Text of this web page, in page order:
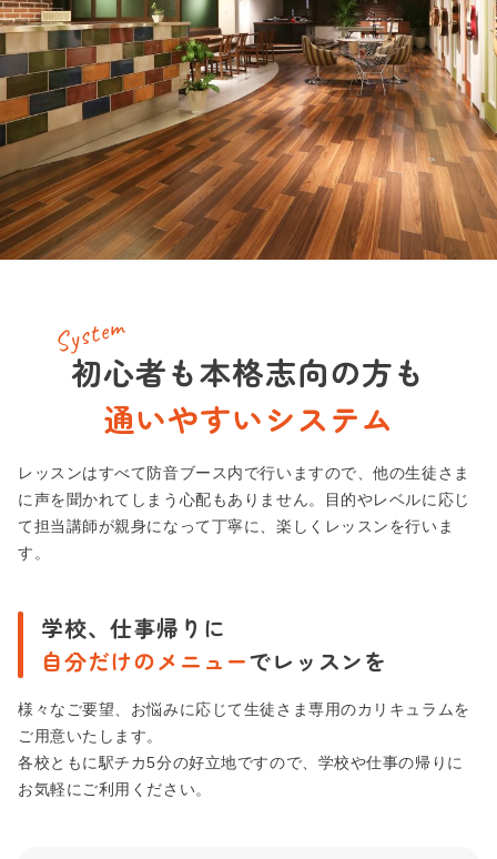
あがり症克服コース
リモート対策コース
ビジネス総合コース
司会者コース
池袋校
渋谷校
赤羽南口校
赤羽本校
会社概要
プライバシーポリシー
Beeボーカルスクール
Beeギタースクール
Beeピアノスクール
Beeボイススクール
初心者も本格志向の方も
通いやすいシステム
System
レッスンはすべて防音ブース内で行いますので、他の生徒さま
に声を聞かれてしまう心配もありません。目的やレベルに応じ
て担当講師が親身になって丁寧に、楽しくレッスンを行いま
す。
学校、仕事帰りに
自分だけのメニューでレッスンを
様々なご要望、お悩みに応じて生徒さま専用のカリキュラムを
ご用意いたします。
各校ともに駅チカ5分の好立地ですので、学校や仕事の帰りに
お気軽にご利用ください。